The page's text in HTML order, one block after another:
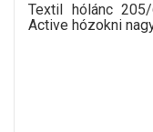
Textil hólánc
Active hózokni